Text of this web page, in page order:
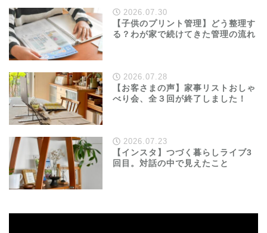
2026.07.30
【子供のプリント管理】どう整理す
る？わが家で続けてきた管理の流れ
2026.07.28
【お客さまの声】家事リストおしゃ
べり会、全３回が終了しました！
2026.07.23
【インスタ】つづく暮らしライブ3
回目。対話の中で見えたこと